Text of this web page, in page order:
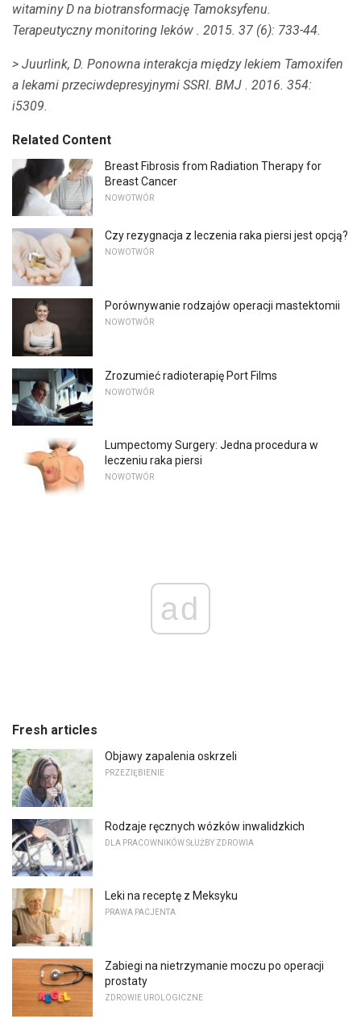
witaminy D na biotransformację Tamoksyfenu.
Terapeutyczny monitoring leków . 2015. 37 (6): 733-44.
> Juurlink, D. Ponowna interakcja między lekiem Tamoxifen
a lekami przeciwdepresyjnymi SSRI. BMJ . 2016. 354:
i5309.
Related Content
Breast Fibrosis from Radiation Therapy for
Breast Cancer
NOWOTWÓR
Czy rezygnacja z leczenia raka piersi jest opcją?
NOWOTWÓR
Porównywanie rodzajów operacji mastektomii
NOWOTWÓR
Zrozumieć radioterapię Port Films
NOWOTWÓR
Lumpectomy Surgery: Jedna procedura w
leczeniu raka piersi
NOWOTWÓR
ad
Fresh articles
Objawy zapalenia oskrzeli
PRZEZIĘBIENIE
Rodzaje ręcznych wózków inwalidzkich
DLA PRACOWNIKÓW SŁUŻBY ZDROWIA
Leki na receptę z Meksyku
PRAWA PACJENTA
Zabiegi na nietrzymanie moczu po operacji
prostaty
ZDROWIE UROLOGICZNE